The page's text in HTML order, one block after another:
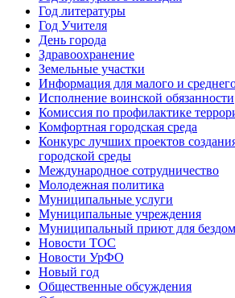
Год литературы
Год Учителя
День города
Здравоохранение
Земельные участки
Информация для малого и
Исполнение воинской обязанности
Комиссия по профилактике
Комфортная городская среда
Конкурс лучших проектов
городской среды
Международное сотрудничество
Молодежная политика
Муниципальные услуги
Муниципальные учреждения
Муниципальный приют для
Новости ТОС
Новости УрФО
Новый год
Общественные обсуждения